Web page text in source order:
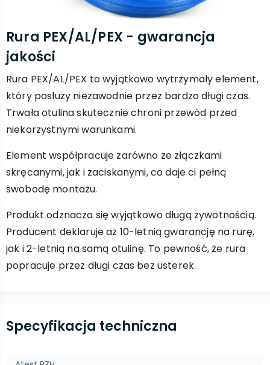
Rura PEX/AL/PEX - gwarancja
jakości
Rura PEX/AL/PEX to wyjątkowo wytrzymały element,
który posłuży niezawodnie przez bardzo długi czas.
Trwała otulina skutecznie chroni przewód przed
niekorzystnymi warunkami.
Element współpracuje zarówno ze złączkami
skręcanymi, jak i zaciskanymi, co daje ci pełną
swobodę montażu.
Produkt odznacza się wyjątkowo długą żywotnością.
Producent deklaruje aż 10-letnią gwarancję na rurę,
jak i 2-letnią na samą otulinę. To pewność, że rura
popracuje przez długi czas bez usterek.
Specyfikacja techniczna